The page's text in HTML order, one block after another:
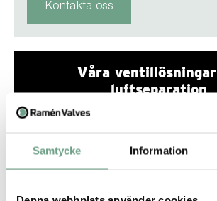
Samtycke Information
Kontakta oss
Våra
luftseparation
Se nedan vilka HEROSE-ventiler vi